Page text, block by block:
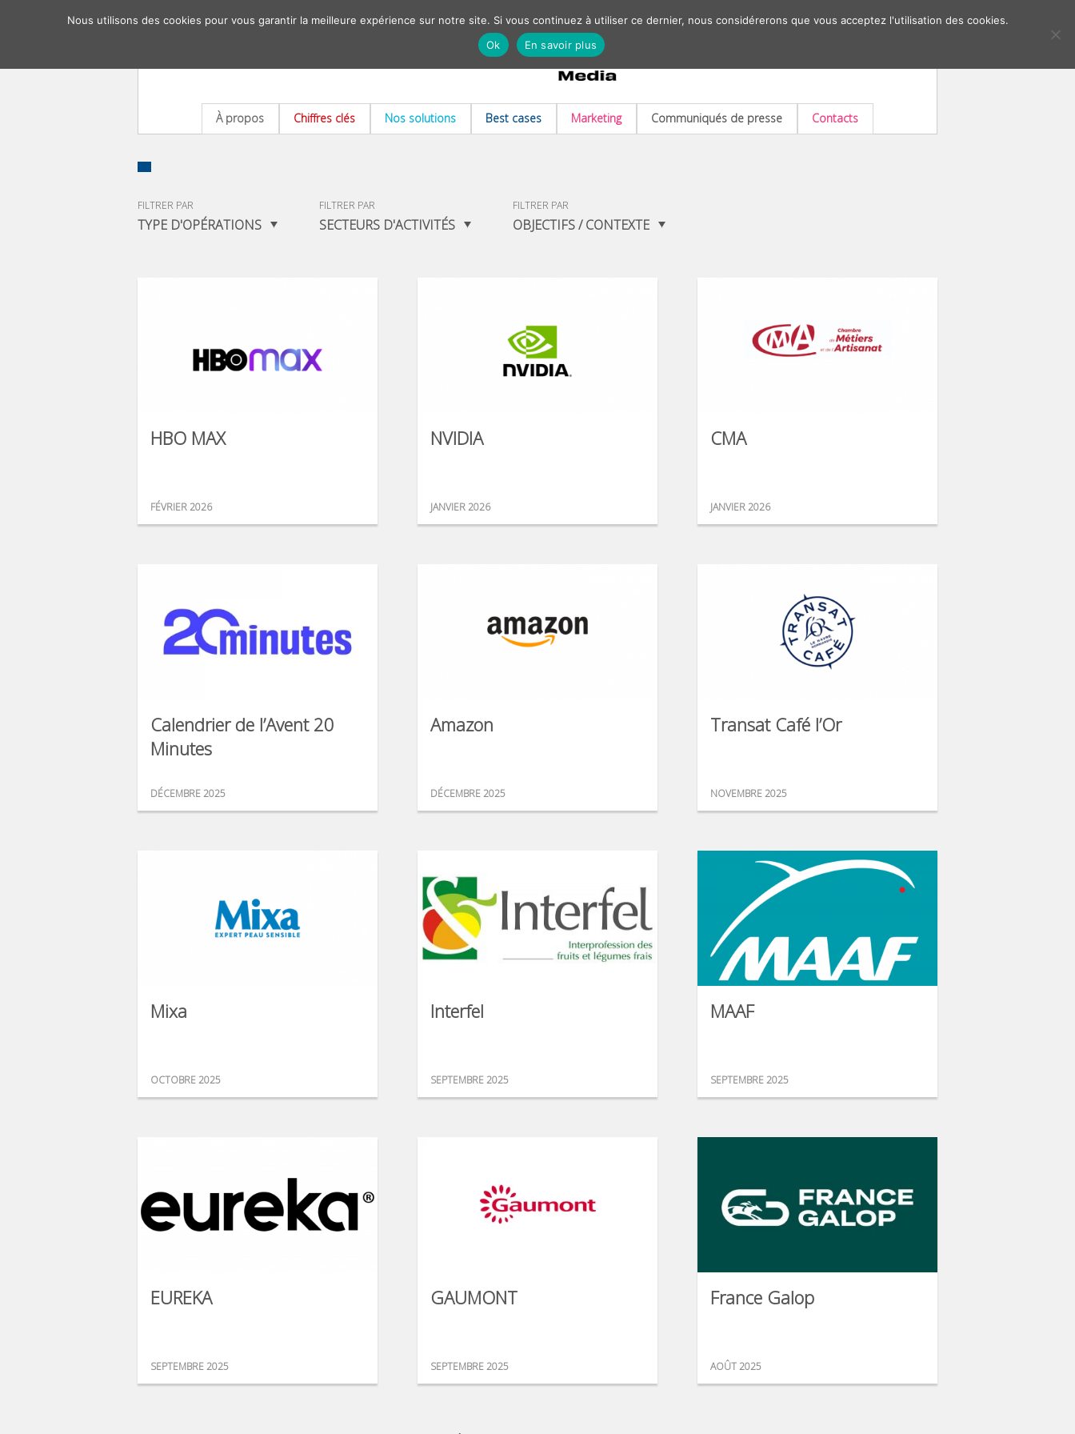
À propos Chiffres clés Nos solutions Best cases Marketing Communiqués de presse Contacts
FILTRER PAR
TYPE D'OPÉRATIONS
FILTRER PAR
SECTEURS D'ACTIVITÉS
FILTRER PAR
OBJECTIFS / CONTEXTE
HBO MAX
FÉVRIER 2026
NVIDIA
JANVIER 2026
CMA
JANVIER 2026
Calendrier de l’Avent 20
Minutes
DÉCEMBRE 2025
Amazon
DÉCEMBRE 2025
Transat Café l’Or
NOVEMBRE 2025
Mixa
OCTOBRE 2025
Interfel
SEPTEMBRE 2025
MAAF
SEPTEMBRE 2025
EUREKA
SEPTEMBRE 2025
GAUMONT
SEPTEMBRE 2025
France Galop
AOÛT 2025
Nous utilisons des cookies pour vous garantir la meilleure expérience sur notre site. Si vous continuez à utiliser ce dernier, nous considérerons que vous acceptez l'utilisation des cookies.
Ok
En savoir plus